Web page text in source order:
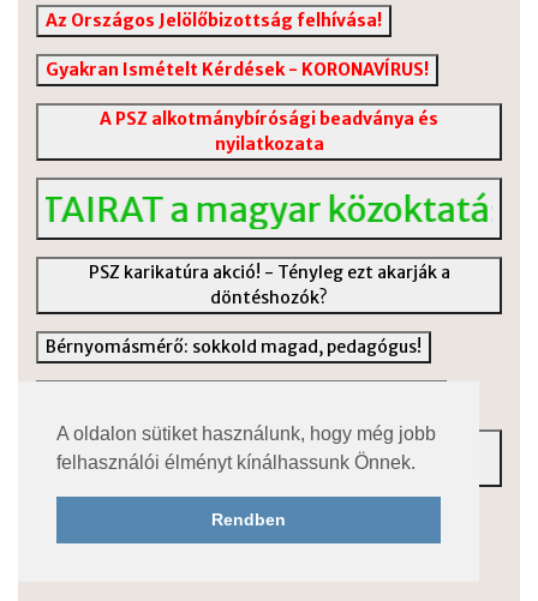
A oldalon sütiket használunk, hogy még jobb
felhasználói élményt kínálhassunk Önnek.
Rendben
Az Országos Jelölőbizottság felhívása!
Gyakran Ismételt Kérdések - KORONAVÍRUS!
A PSZ alkotmánybírósági beadványa és
nyilatkozata
a magyar közoktatás
PSZ karikatúra akció! - Tényleg ezt akarják a
döntéshozók?
Bérnyomásmérő: sokkold magad, pedagógus!
Országos Közszolgálati Sztrájkbizottság -
dokumentumok
100 éves a PSZ jogelődje - fotók, dokumentumok